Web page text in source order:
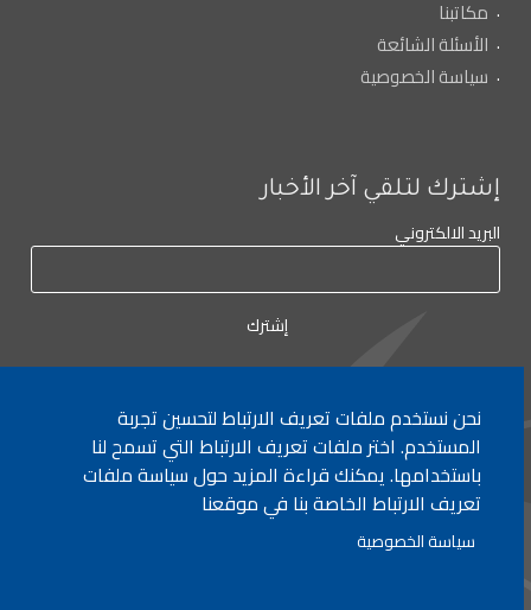
مكاتبنا
الأسئلة الشائعة
سياسة الخصوصية
إشترك لتلقي آخر الأخبار
البريد الالكتروني
لأي إستفسار الإتصال على:٠١/٧٧٢٠٠٠
جميع الحقوق محفوظة © 2026 , وزارة التربية والتعليم العالي، لبنان.
نحن نستخدم ملفات تعريف الارتباط لتحسين تجربة
المستخدم. اختر ملفات تعريف الارتباط التي تسمح لنا
باستخدامها. يمكنك قراءة المزيد حول سياسة ملفات
تعريف الارتباط الخاصة بنا في موقعنا
سياسة الخصوصية